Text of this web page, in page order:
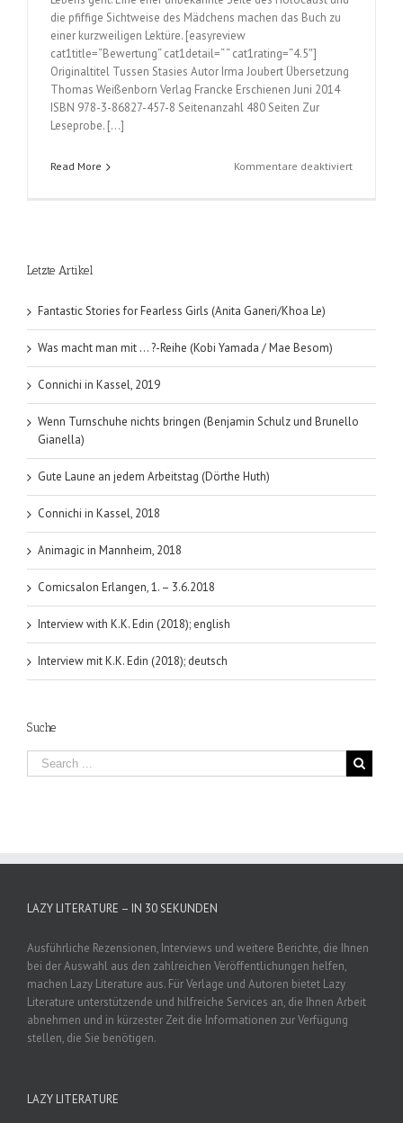
die pfiffige Sichtweise des Mädchens machen das Buch zu
einer kurzweiligen Lektüre. [easyreview
cat1title=“Bewertung“ cat1detail=“ “ cat1rating=“4.5″]
Originaltitel Tussen Stasies Autor Irma Joubert Übersetzung
Thomas Weißenborn Verlag Francke Erschienen Juni 2014
ISBN 978-3-86827-457-8 Seitenanzahl 480 Seiten Zur
Leseprobe. […]
Read More Kommentare deaktiviertfür
Letzte Artikel
Fantastic Stories for Fearless Girls (Anita Ganeri/Khoa Le)
Was macht man mit … ?-Reihe (Kobi Yamada / Mae Besom)
Connichi in Kassel, 2019
Wenn Turnschuhe nichts bringen (Benjamin Schulz und Brunello
Gianella)
Gute Laune an jedem Arbeitstag (Dörthe Huth)
Connichi in Kassel, 2018
Animagic in Mannheim, 2018
Comicsalon Erlangen, 1. – 3.6.2018
Interview with K.K. Edin (2018); english
Interview mit K.K. Edin (2018); deutsch
Suche
LAZY LITERATURE – IN 30 SEKUNDEN
Ausführliche Rezensionen, Interviews und weitere Berichte, die Ihnen
bei der Auswahl aus den zahlreichen Veröffentlichungen helfen,
machen Lazy Literature aus. Für Verlage und Autoren bietet Lazy
Literature unterstützende und hilfreiche Services an, die Ihnen Arbeit
abnehmen und in kürzester Zeit die Informationen zur Verfügung
stellen, die Sie benötigen.
LAZY LITERATURE